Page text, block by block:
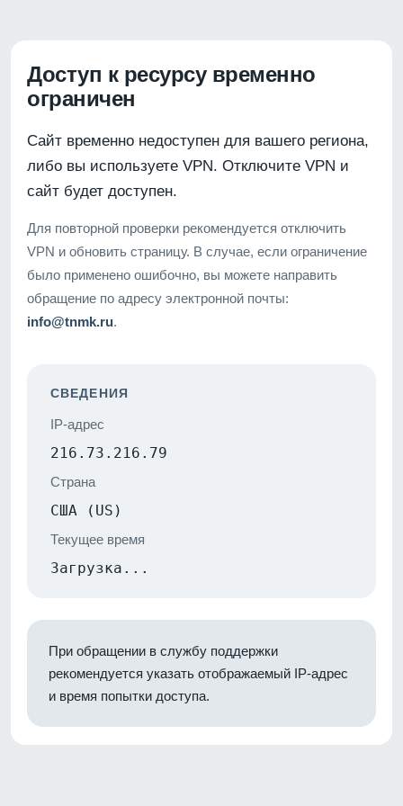
Доступ к ресурсу временно
ограничен
Сайт временно недоступен для вашего региона,
либо вы используете VPN. Отключите VPN и
сайт будет доступен.
Для повторной проверки рекомендуется отключить
VPN и обновить страницу. В случае, если ограничение
было применено ошибочно, вы можете направить
обращение по адресу электронной почты:
info@tnmk.ru.
СВЕДЕНИЯ
IP-адрес
216.73.216.79
Страна
США (US)
Текущее время
Загрузка...
При обращении в службу поддержки
рекомендуется указать отображаемый IP-адрес
и время попытки доступа.